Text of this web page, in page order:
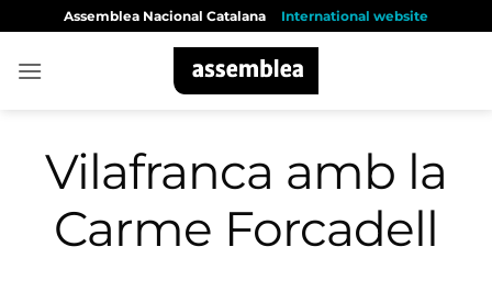
content
Assemblea Nacional Catalana International website
Vilafranca amb la
Carme Forcadell